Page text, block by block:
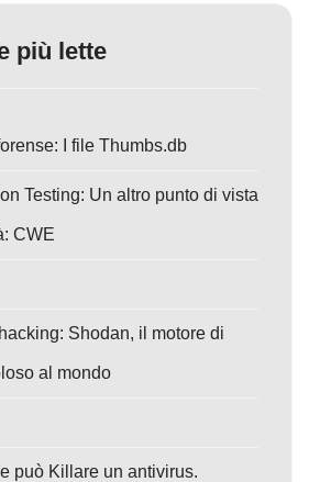
più lette
I file Thumbs.db
Testing: Un altro punto di vista
CWE
Shodan, il motore di
al mondo
può Killare un antivirus.